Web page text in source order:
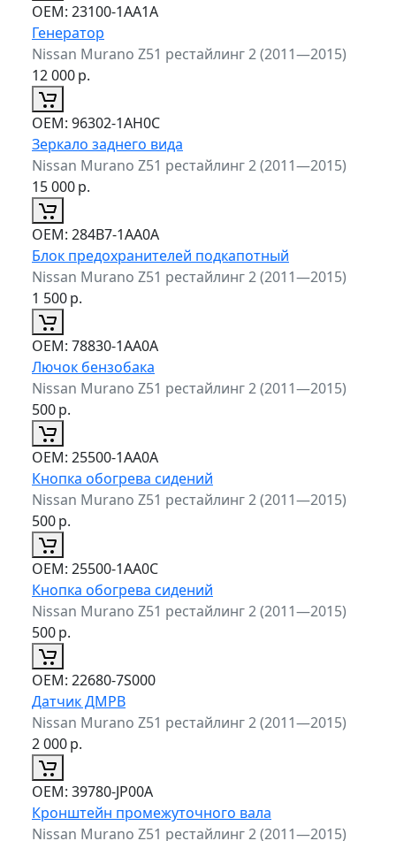
ОЕМ: 23100-1AA1A
Генератор
Nissan Murano Z51 рестайлинг 2 (2011—2015)
12 000р.
ОЕМ: 96302-1AH0C
Зеркало заднего вида
Nissan Murano Z51 рестайлинг 2 (2011—2015)
15 000р.
ОЕМ: 284B7-1AA0A
Блок предохранителей подкапотный
Nissan Murano Z51 рестайлинг 2 (2011—2015)
1 500р.
ОЕМ: 78830-1AA0A
Лючок бензобака
Nissan Murano Z51 рестайлинг 2 (2011—2015)
500р.
ОЕМ: 25500-1AA0A
Кнопка обогрева сидений
Nissan Murano Z51 рестайлинг 2 (2011—2015)
500р.
ОЕМ: 25500-1AA0C
Кнопка обогрева сидений
Nissan Murano Z51 рестайлинг 2 (2011—2015)
500р.
ОЕМ: 22680-7S000
Датчик ДМРВ
Nissan Murano Z51 рестайлинг 2 (2011—2015)
2 000р.
ОЕМ: 39780-JP00A
Кронштейн промежуточного вала
Nissan Murano Z51 рестайлинг 2 (2011—2015)